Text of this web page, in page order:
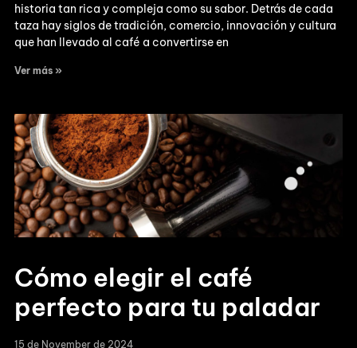
historia tan rica y compleja como su sabor. Detrás de cada
taza hay siglos de tradición, comercio, innovación y cultura
que han llevado al café a convertirse en
Ver más »
Cómo elegir el café
perfecto para tu paladar
15 de November de 2024